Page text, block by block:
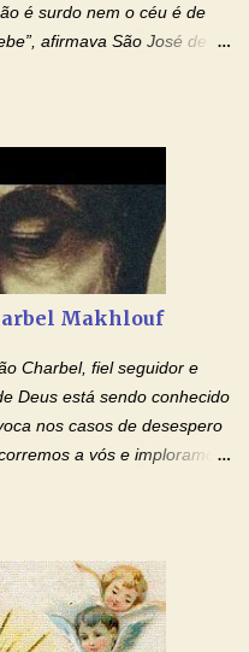
é surdo nem o céu é de
afirmava São José de
tua fé. Mostra tua bondade,
imitar tuas virtudes.
geralmente é difícil, duro
tudo isso mais fácil e
Eu te prometo um
vida mais digna de tua
atrair tudo a teu unigênito
pelos méritos e exemplos
Makhlouf
Charbel, fiel seguidor e
Deus está sendo conhecido
nos casos de desespero
a vós e imploramos
favor, da vossa intercessão
maior glória de Deus e o
Rogai por Nós e por todos